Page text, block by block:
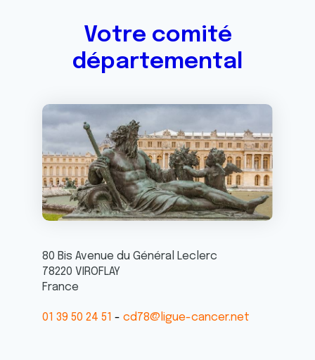
Votre comité
départemental
80 Bis Avenue du Général Leclerc
78220 VIROFLAY
France
01 39 50 24 51 cd78@ligue-cancer.net